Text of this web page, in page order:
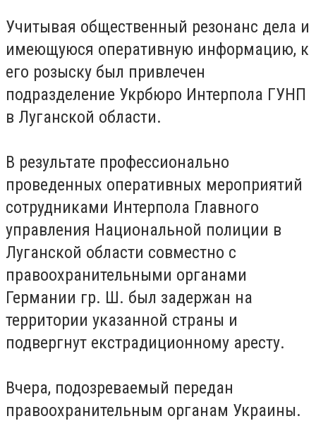
Учитывая общественный резонанс дела и
имеющуюся оперативную информацию, к
его розыску был привлечен
подразделение Укрбюро Интерпола ГУНП
в Луганской области.
В результате профессионально
проведенных оперативных мероприятий
сотрудниками Интерпола Главного
управления Национальной полиции в
Луганской области совместно с
правоохранительными органами
Германии гр. Ш. был задержан на
территории указанной страны и
подвергнут екстрадиционному аресту.
Вчера, подозреваемый передан
правоохранительным органам Украины.